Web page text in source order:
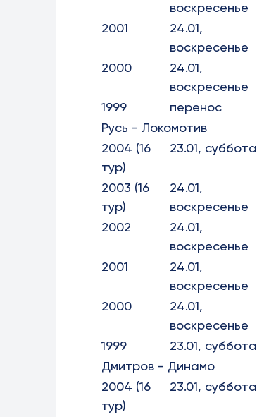
воскресенье
2001
24.01,
воскресенье
2000
24.01,
воскресенье
1999
перенос
Русь - Локомотив
2004 (16
тур)
23.01, суббота
2003 (16
тур)
24.01,
воскресенье
2002
24.01,
воскресенье
2001
24.01,
воскресенье
2000
24.01,
воскресенье
1999 23.01, суббота
Дмитров - Динамо
2004 (16
тур)
23.01, суббота